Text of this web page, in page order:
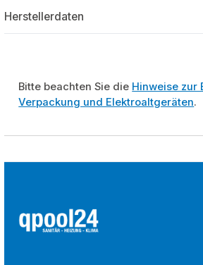
Herstellerdaten
Bitte beachten Sie die Hinweise zur
Verpackung und Elektroaltgeräten.